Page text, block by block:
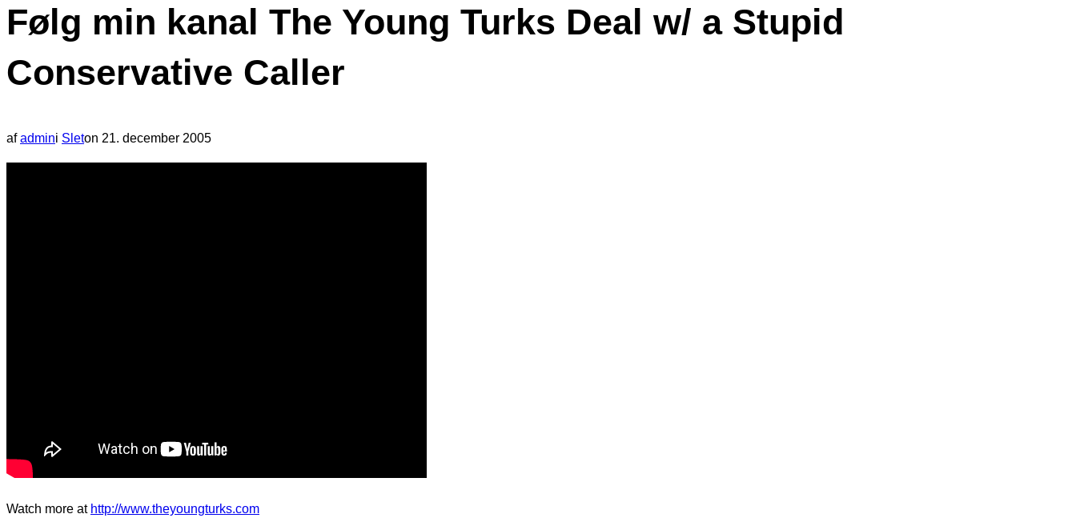
i
sidekolonne
til/fra
Følg min kanal The Young Turks Deal w/ a Stupid
Conservative Caller
afadmini Sleton Udgivet
d.
21. december 2005
Watch more at http://www.theyoungturks.com